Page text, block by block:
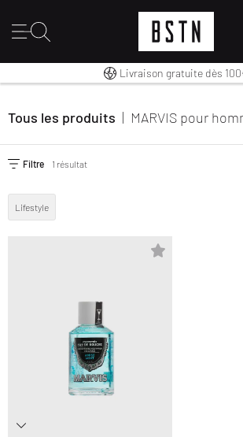
CRÉER
Livraison gratuite dès
Premium Sportswear
30 jours pour changer
Tous les produits | MARVIS pour
Filtre 1 résultat
Lifestyle